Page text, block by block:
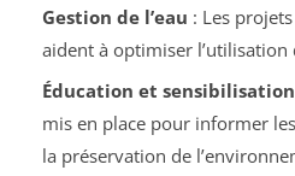
Gestion de l’eau : Les
aident à optimiser l’utilisation
Éducation et sensibilisation
mis en place pour informer
la préservation de